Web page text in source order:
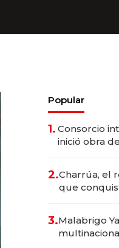
Popular
1. Consorcio
inició obra
millones
2.Charrúa, el
que
prepara
3.Malabrigo